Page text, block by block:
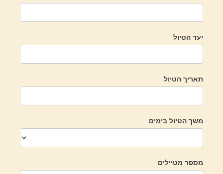
יעד הטיול
תאריך הטיול
משך הטיול בימים
מספר מטיילים